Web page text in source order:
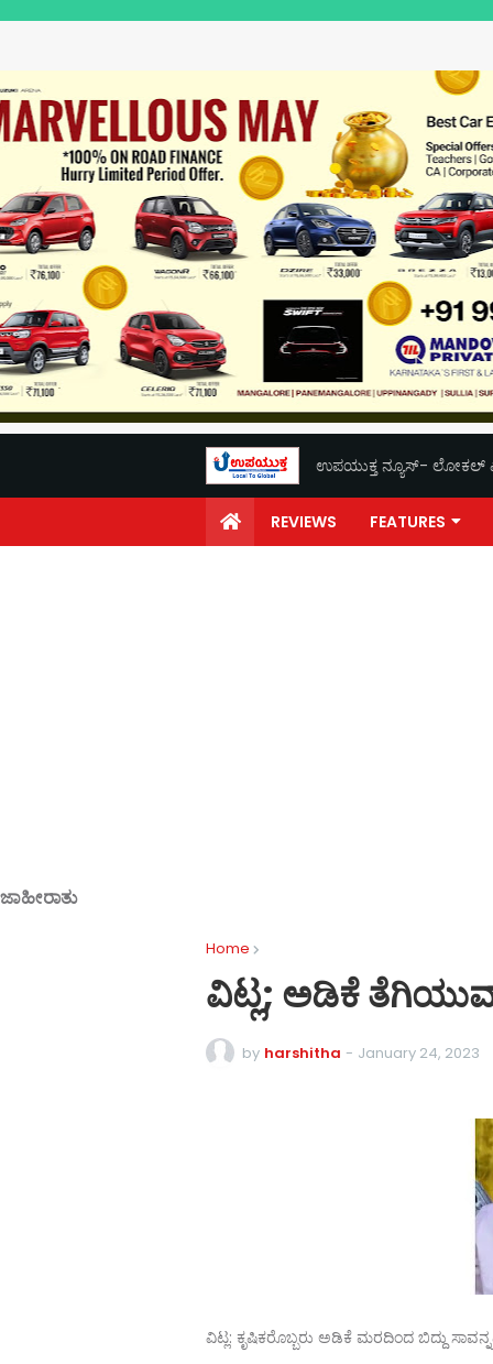
ಉಪಯುಕ್ತ ನ್ಯೂಸ್- ಲೋಕಲ್
REVIEWS FEATURES
ಜಾಹೀರಾತು
Home
ವಿಟ್ಲ; ಅಡಿಕೆ
by harshitha - January 24, 2023
ವಿಟ್ಲ: ಕೃಷಿಕರೊಬ್ಬರು ಅಡಿಕೆ ಮರದಿಂದ ಬಿದ್ದು